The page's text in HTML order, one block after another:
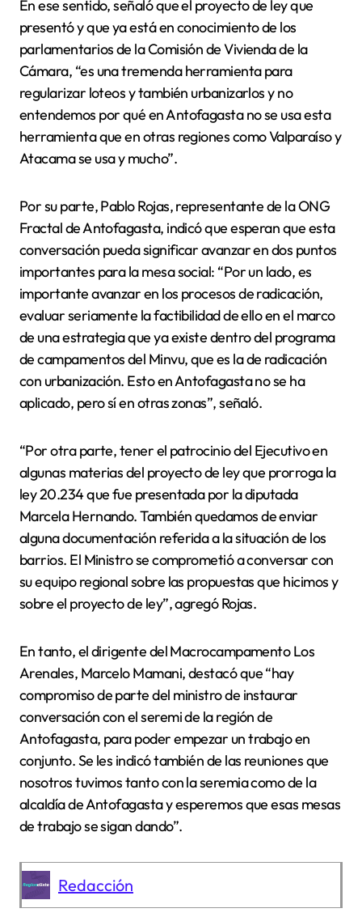
En ese sentido, señaló que el proyecto de ley que
presentó y que ya está en conocimiento de los
parlamentarios de la Comisión de Vivienda de la
Cámara, “es una tremenda herramienta para
regularizar loteos y también urbanizarlos y no
entendemos por qué en Antofagasta no se usa esta
herramienta que en otras regiones como Valparaíso y
Atacama se usa y mucho”.
Por su parte, Pablo Rojas, representante de la ONG
Fractal de Antofagasta, indicó que esperan que esta
conversación pueda significar avanzar en dos puntos
importantes para la mesa social: “Por un lado, es
importante avanzar en los procesos de radicación,
evaluar seriamente la factibilidad de ello en el marco
de una estrategia que ya existe dentro del programa
de campamentos del Minvu, que es la de radicación
con urbanización. Esto en Antofagasta no se ha
aplicado, pero sí en otras zonas”, señaló.
“Por otra parte, tener el patrocinio del Ejecutivo en
algunas materias del proyecto de ley que prorroga la
ley 20.234 que fue presentada por la diputada
Marcela Hernando. También quedamos de enviar
alguna documentación referida a la situación de los
barrios. El Ministro se comprometió a conversar con
su equipo regional sobre las propuestas que hicimos y
sobre el proyecto de ley”, agregó Rojas.
En tanto, el dirigente del Macrocampamento Los
Arenales, Marcelo Mamani, destacó que “hay
compromiso de parte del ministro de instaurar
conversación con el seremi de la región de
Antofagasta, para poder empezar un trabajo en
conjunto. Se les indicó también de las reuniones que
nosotros tuvimos tanto con la seremia como de la
alcaldía de Antofagasta y esperemos que esas mesas
de trabajo se sigan dando”.
Redacción